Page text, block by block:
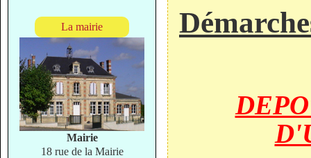
La mairie
Mairie
18 rue de la Mairie